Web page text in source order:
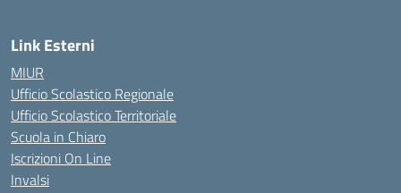
Link Esterni
MIUR
Ufficio Scolastico Regionale
Ufficio Scolastico Territoriale
Scuola in Chiaro
Iscrizioni On Line
Invalsi